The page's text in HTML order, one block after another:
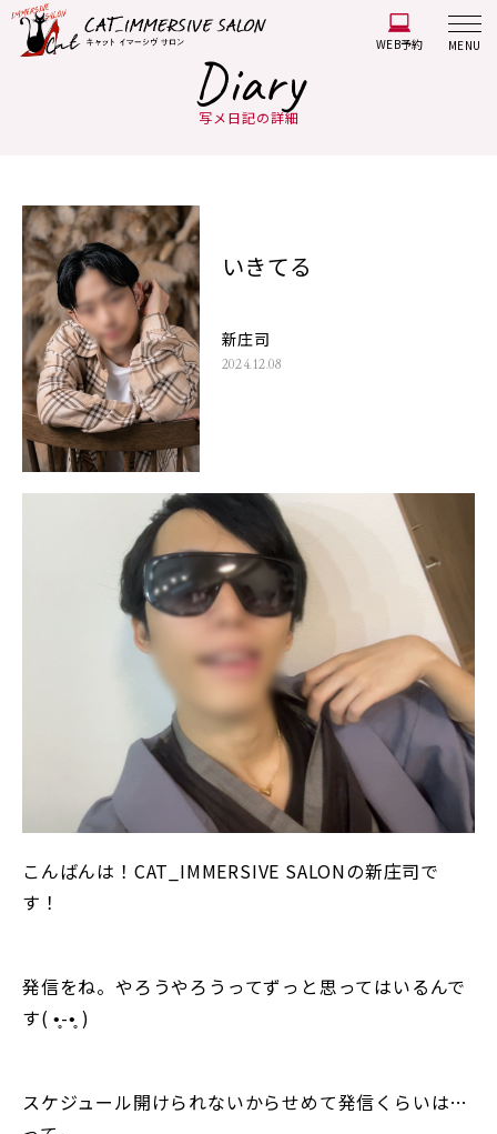
WEB予約 MENU
Diary
写メ日記の詳細
いきてる
新庄司
2024.12.08
こんばんは！CAT_IMMERSIVE SALONの新庄司で
す！
発信をね。やろうやろうってずっと思ってはいるんで
す( •̥-•̥ )
スケジュール開けられないからせめて発信くらいは…